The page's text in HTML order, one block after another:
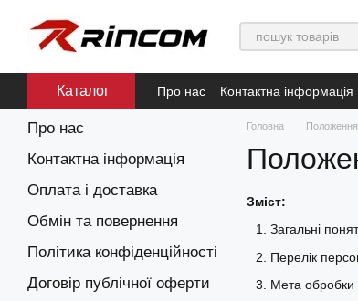
Каталог Про нас Контактна інформація
Положення про обробку та
Умови використання
Головна
Зміст:
Загальні
Перелік
Мета обробки
Про нас
Контактна інформація
Оплата і доставка
Обмін та повернення
Політика конфіденційності
Договір публічної оферти